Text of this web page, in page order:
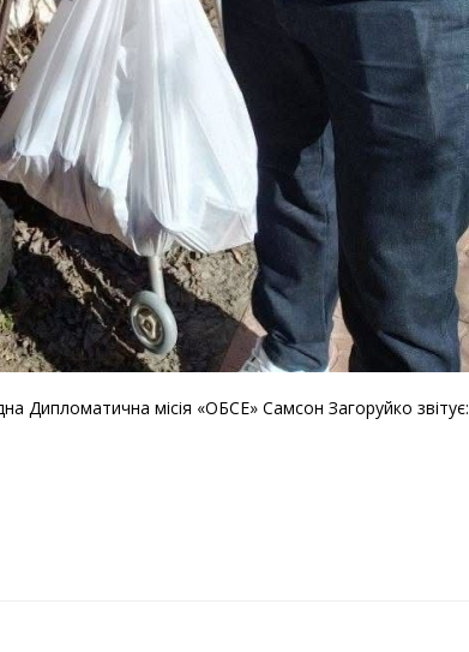
Дипломатична місія «ОБСЕ» Самсон Загоруйко звітує: